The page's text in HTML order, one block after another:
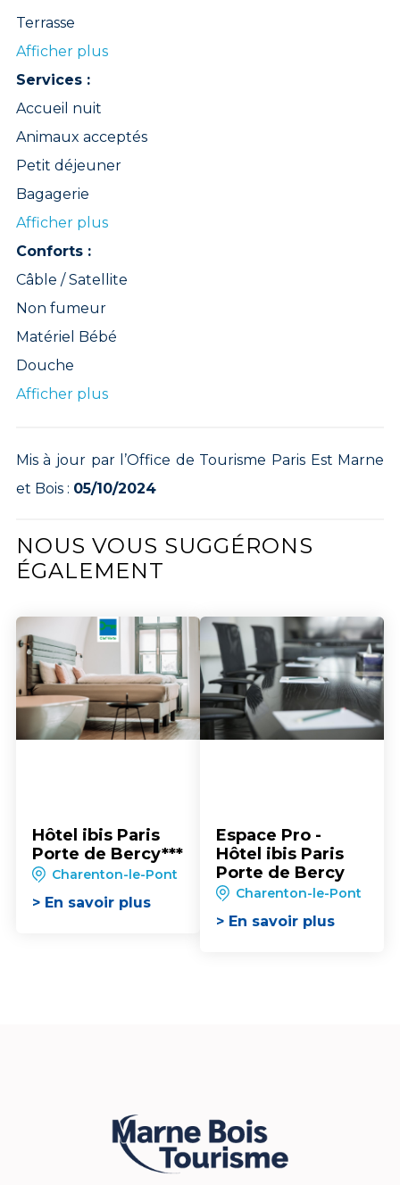
Terrasse
Afficher plus
Services :
Accueil nuit
Animaux acceptés
Petit déjeuner
Bagagerie
Afficher plus
Conforts :
Câble / Satellite
Non fumeur
Matériel Bébé
Douche
Afficher plus
Mis à jour par l’Office de Tourisme Paris Est Marne
et Bois : 05/10/2024
NOUS VOUS SUGGÉRONS
ÉGALEMENT
Hôtel ibis Paris
Porte de Bercy***
Charenton-le-Pont
> En savoir plus
Espace Pro -
Hôtel ibis Paris
Porte de Bercy
Charenton-le-Pont
> En savoir plus